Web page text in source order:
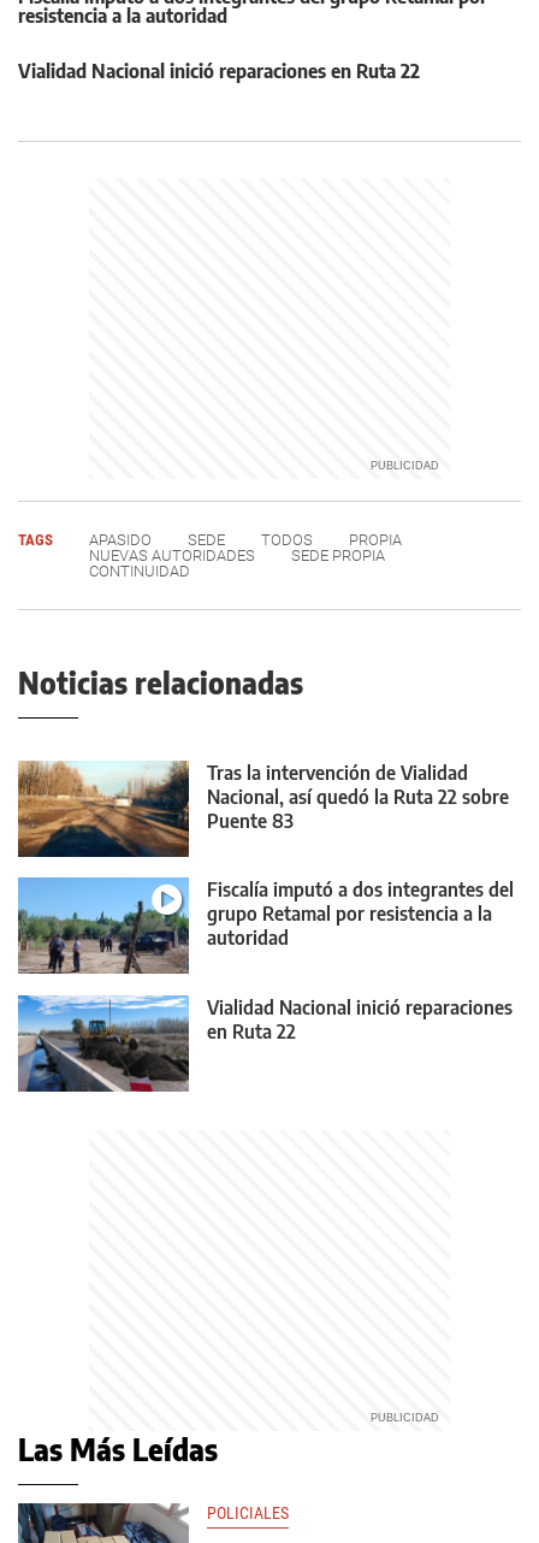
resistencia a la autoridad
Vialidad Nacional inició reparaciones en Ruta 22
TAGS APASIDO SEDE TODOS
PROPIA
NUEVAS AUTORIDADES
SEDE PROPIA
CONTINUIDAD
Noticias relacionadas
Tras la intervención de Vialidad
Nacional, así quedó la Ruta 22 sobre
Puente 83
Fiscalía imputó a dos integrantes del
grupo Retamal por resistencia a la
autoridad
Vialidad Nacional inició reparaciones
en Ruta 22
Las Más Leídas
POLICIALES